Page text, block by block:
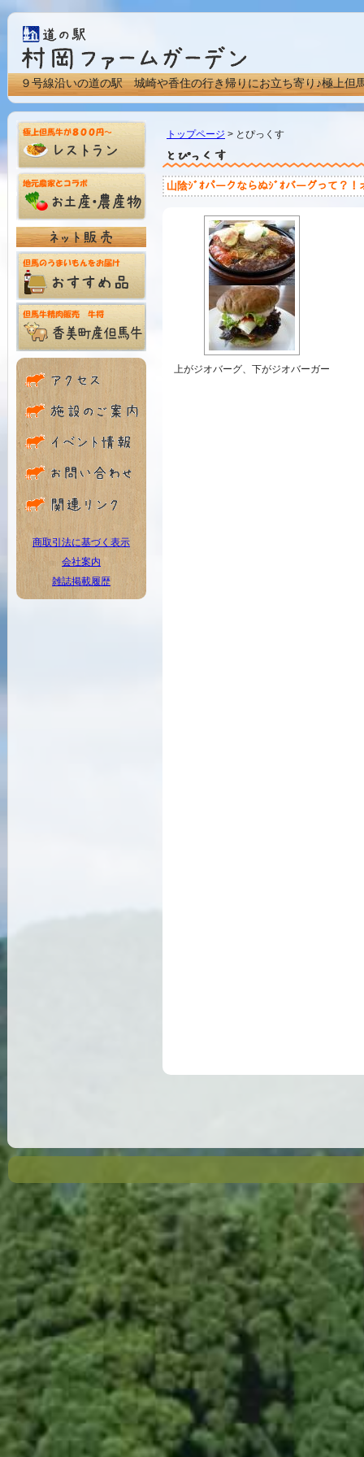
９号線沿いの道の駅 城崎や香住の行き帰りにお立ち寄り♪極上但
商取引法に基づく表示
会社案内
雑誌掲載履歴
トップページ > とぴっくす
山陰ｼﾞｵパークならぬｼﾞｵバーグって？！
上がジオバーグ、下がジオバーガー